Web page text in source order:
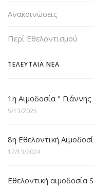
Ανακοινώσεις
Περί Εθελοντισμού
ΤΕΛΕΥΤΑΙΑ ΝΕΑ
1η Αιμοδοσία "
5/13/2025
8η Εθελοντική
12/13/2024
Εθελοντική αιμοδοσία